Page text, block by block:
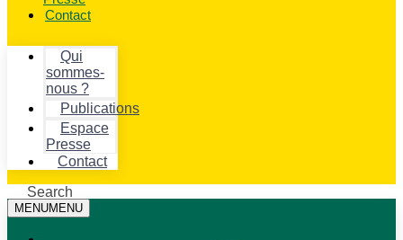
Contact
Qui
sommes-
nous ?
Publications
Espace
Presse
Contact
Search
MENUMENU